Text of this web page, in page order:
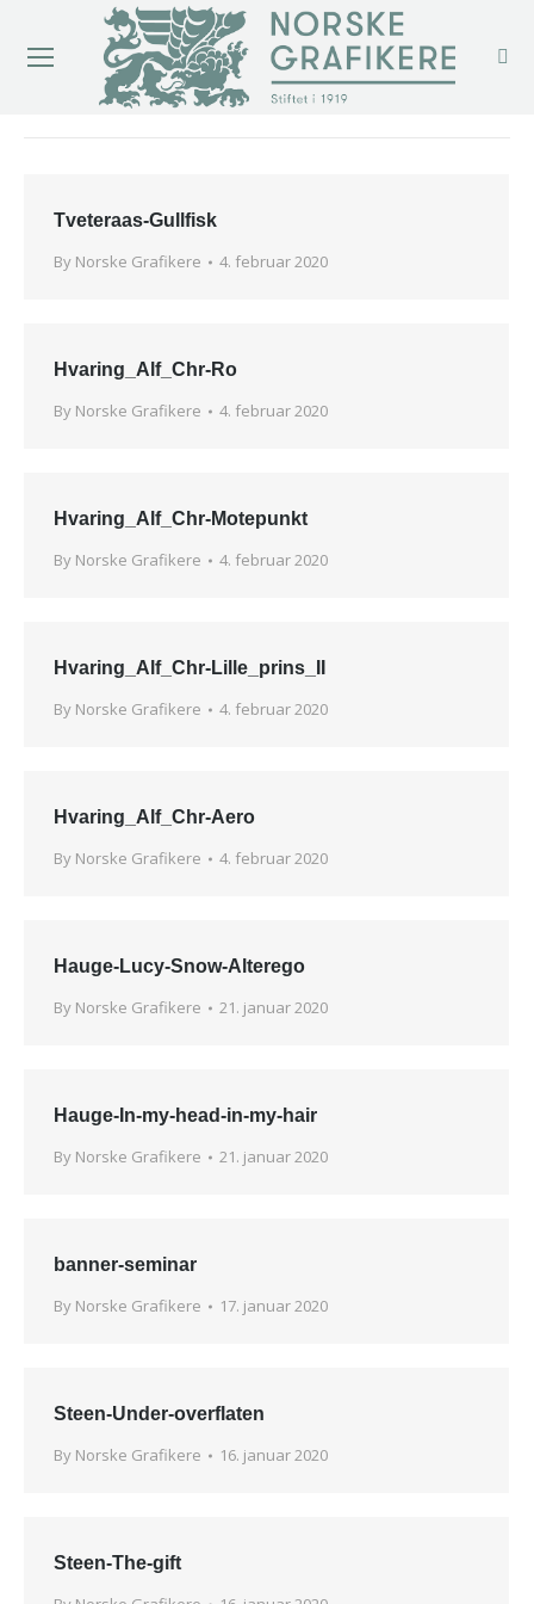
Tveteraas-Gullfisk
By Norske Grafikere 4. februar 2020
Hvaring_Alf_Chr-Ro
By Norske Grafikere 4. februar 2020
Hvaring_Alf_Chr-Motepunkt
By Norske Grafikere 4. februar 2020
Hvaring_Alf_Chr-Lille_prins_II
By Norske Grafikere 4. februar 2020
Hvaring_Alf_Chr-Aero
By Norske Grafikere 4. februar 2020
Hauge-Lucy-Snow-Alterego
By Norske Grafikere 21. januar 2020
Hauge-In-my-head-in-my-hair
By Norske Grafikere 21. januar 2020
banner-seminar
By Norske Grafikere 17. januar 2020
Steen-Under-overflaten
By Norske Grafikere 16. januar 2020
Steen-The-gift